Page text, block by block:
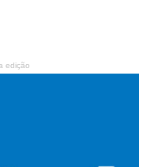
edição